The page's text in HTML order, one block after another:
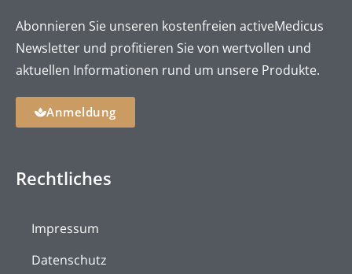
Abonnieren Sie unseren kostenfreien activeMedicus
Newsletter und profitieren Sie von wertvollen und
aktuellen Informationen rund um unsere Produkte.
Anmeldung
Rechtliches
Impressum
Datenschutz